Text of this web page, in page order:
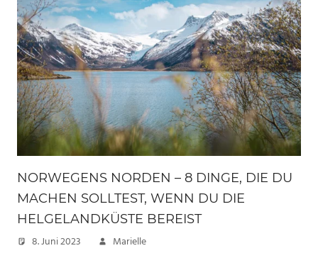
NORWEGENS NORDEN – 8 DINGE, DIE DU
MACHEN SOLLTEST, WENN DU DIE
HELGELANDKÜSTE BEREIST
8. Juni 2023 Marielle